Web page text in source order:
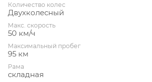
Количество колес
Двухколесный
Макс. скорость
50 км/ч
Максимальный пробег
95 км
Рама
складная